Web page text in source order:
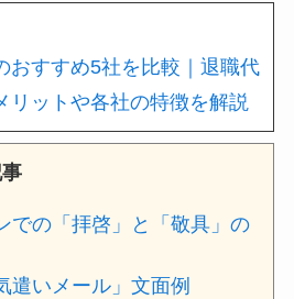
おすすめ5社を比較｜退職代
リットや各社の特徴を解説
での「拝啓」と「敬具」の
遣いメール」文面例